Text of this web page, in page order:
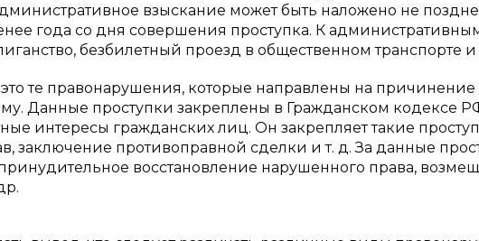
взыскание может быть наложено не
года со дня совершения проступка. К
безбилетный проезд в общественном транспорте и
те правонарушения, которые направлены на
Данные проступки закреплены в Гражданском кодексе
интересы гражданских лиц. Он закрепляет такие
заключение противоправной сделки и т. д. За данные
восстановление нарушенного права,